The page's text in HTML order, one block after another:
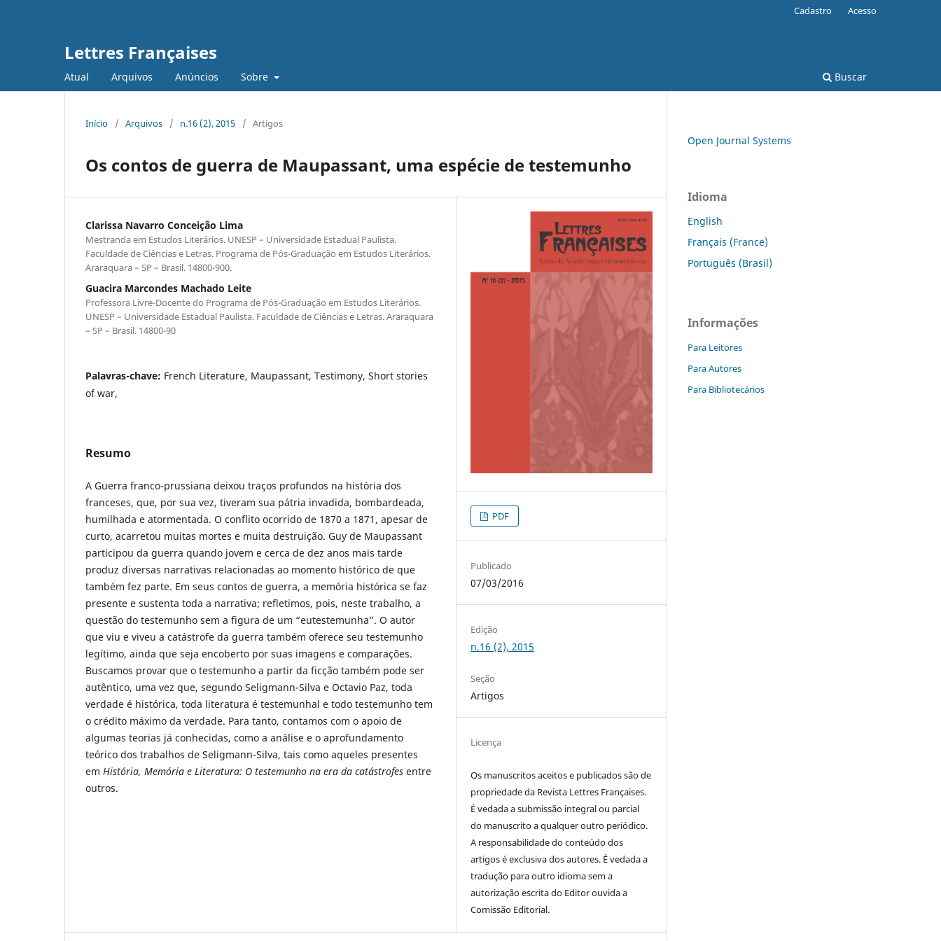
Lettres Françaises
Atual Arquivos Anúncios Sobre Buscar
Cadastro Acesso
Início / Arquivos / n.16 (2), 2015 / Artigos
Os contos de guerra de Maupassant, uma espécie de testemunho
Clarissa Navarro Conceição Lima
Mestranda em Estudos Literários. UNESP – Universidade Estadual Paulista.
Faculdade de Ciências e Letras. Programa de Pós-Graduação em Estudos Literários.
Araraquara – SP – Brasil. 14800-900.
Guacira Marcondes Machado Leite
Professora Livre-Docente do Programa de Pós-Graduação em Estudos Literários.
UNESP – Universidade Estadual Paulista. Faculdade de Ciências e Letras. Araraquara
– SP – Brasil. 14800-90
Palavras-chave: French Literature, Maupassant, Testimony, Short stories
of war,
Resumo
A Guerra franco-prussiana deixou traços profundos na história dos
franceses, que, por sua vez, tiveram sua pátria invadida, bombardeada,
humilhada e atormentada. O conflito ocorrido de 1870 a 1871, apesar de
curto, acarretou muitas mortes e muita destruição. Guy de Maupassant
participou da guerra quando jovem e cerca de dez anos mais tarde
produz diversas narrativas relacionadas ao momento histórico de que
também fez parte. Em seus contos de guerra, a memória histórica se faz
presente e sustenta toda a narrativa; refletimos, pois, neste trabalho, a
questão do testemunho sem a figura de um “eutestemunha”. O autor
que viu e viveu a catástrofe da guerra também oferece seu testemunho
legítimo, ainda que seja encoberto por suas imagens e comparações.
Buscamos provar que o testemunho a partir da ficção também pode ser
autêntico, uma vez que, segundo Seligmann-Silva e Octavio Paz, toda
verdade é histórica, toda literatura é testemunhal e todo testemunho tem
o crédito máximo da verdade. Para tanto, contamos com o apoio de
algumas teorias já conhecidas, como a análise e o aprofundamento
teórico dos trabalhos de Seligmann-Silva, tais como aqueles presentes
em História, Memória e Literatura: O testemunho na era da catástrofes entre
outros.
PDF
Publicado
07/03/2016
Edição
n.16 (2), 2015
Seção
Artigos
Licença
Os manuscritos aceitos e publicados são de
propriedade da Revista Lettres Françaises.
É vedada a submissão integral ou parcial
do manuscrito a qualquer outro periódico.
A responsabilidade do conteúdo dos
artigos é exclusiva dos autores. É vedada a
tradução para outro idioma sem a
autorização escrita do Editor ouvida a
Comissão Editorial.
Open Journal Systems
Idioma
English
Français (France)
Português (Brasil)
Informações
Para Leitores
Para Autores
Para Bibliotecários